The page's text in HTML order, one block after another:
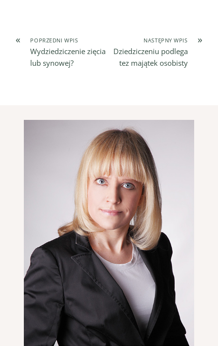
« POPRZEDNI WPIS
Wydziedziczenie zięcia
lub synowej?
»
NASTĘPNY WPIS
Dziedziczeniu podlega
tez majątek osobisty